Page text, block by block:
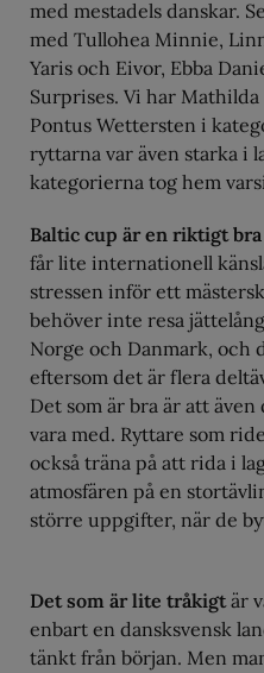
med mestadels danskar.
med Tullohea Minnie,
Yaris och Eivor, Ebba
Surprises. Vi har
Pontus Wettersten i
ryttarna var även starka i
kategorierna tog hem
Baltic cup är en riktigt
får lite internationell
stressen inför ett
behöver inte resa
Norge och Danmark, och
eftersom det är flera
Det som är bra är att
vara med. Ryttare som
också träna på att rida i
atmosfären på en
större uppgifter, när de
Det som är lite tråkigtär
enbart en dansksvensk
tänkt från början. Men